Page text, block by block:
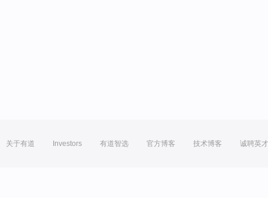
关于有道 Investors 有道智选 官方博客 技术博客 诚聘英才